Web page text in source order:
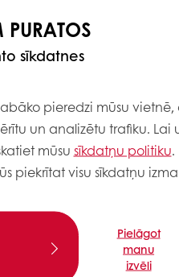
sīkdatnes
pieredzi mūsu
un analizētu trafiku. Lai
mūsu sīkdatņu politiku.
piekrītat visu sīkdatņu
Pielāgot
manu
izvēli